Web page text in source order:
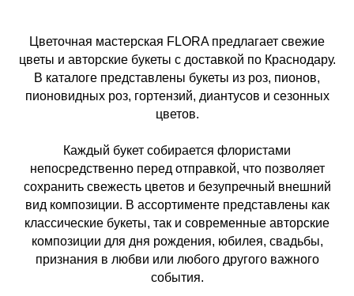
Цветочная мастерская FLORA предлагает свежие
цветы и авторские букеты с доставкой по Краснодару.
В каталоге представлены букеты из роз, пионов,
пионовидных роз, гортензий, диантусов и сезонных
цветов.
Каждый букет собирается флористами
непосредственно перед отправкой, что позволяет
сохранить свежесть цветов и безупречный внешний
вид композиции. В ассортименте представлены как
классические букеты, так и современные авторские
композиции для дня рождения, юбилея, свадьбы,
признания в любви или любого другого важного
события.